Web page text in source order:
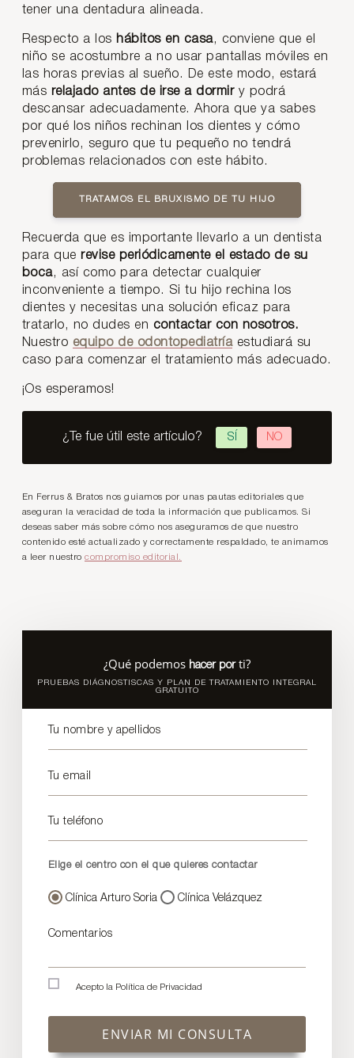
tener una dentadura alineada.
Respecto a los hábitos en casa, conviene que el
niño se acostumbre a no usar pantallas móviles en
las horas previas al sueño. De este modo, estará
más relajado antes de irse a dormiry podrá
descansar adecuadamente. Ahora que ya sabes
por qué los niños rechinan los dientes y cómo
prevenirlo, seguro que tu pequeño no tendrá
problemas relacionados con este hábito.
TRATAMOS EL BRUXISMO DE TU HIJO
Recuerda que es importante llevarlo a un dentista
para que revise periódicamente el estado de su
boca, así como para detectar cualquier
inconveniente a tiempo. Si tu hijo rechina los
dientes y necesitas una solución eficaz para
tratarlo, no dudes en contactar con nosotros.
Nuestro equipo de odontopediatríaestudiará su
caso para comenzar el tratamiento más adecuado.
¡Os esperamos!
¿Te fue útil este artículo? SÍ NO
En Ferrus & Bratos nos guiamos por unas pautas editoriales que
aseguran la veracidad de toda la información que publicamos. Si
deseas saber más sobre cómo nos aseguramos de que nuestro
contenido esté actualizado y correctamente respaldado, te animamos
a leer nuestrocompromiso editorial.
¿Qué podemos hacer porti?
PRUEBAS DIÁGNOSTISCAS Y PLAN DE TRATAMIENTO INTEGRAL
GRATUITO
Tu nombre y apellidos
Tu email
Tu teléfono
Elige el centro con el que quieres contactar
Clínica Arturo Soria Clínica Velázquez
Comentarios
Acepto la Política de Privacidad
ENVIAR MI CONSULTA